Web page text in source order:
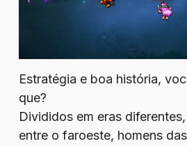
Estratégia e boa história,
que?
Divididos em eras
entre o faroeste, homens